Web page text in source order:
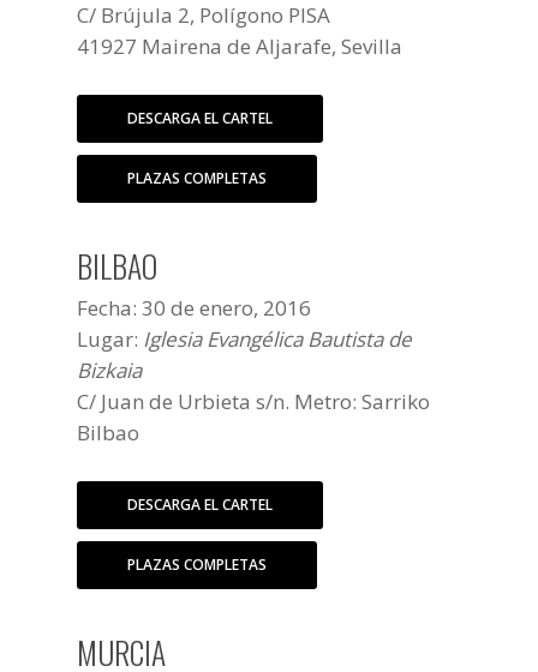
C/ Brújula 2, Polígono PISA
41927 Mairena de Aljarafe, Sevilla
DESCARGA EL CARTEL
PLAZAS COMPLETAS
BILBAO
Fecha: 30 de enero, 2016
Lugar: Iglesia Evangélica Bautista de
Bizkaia
C/ Juan de Urbieta s/n. Metro: Sarriko
Bilbao
DESCARGA EL CARTEL
PLAZAS COMPLETAS
MURCIA